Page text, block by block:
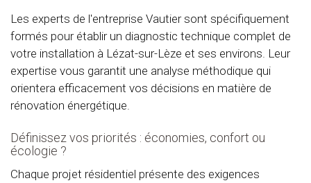
Les experts de l'entreprise Vautier sont spécifiquement
formés pour établir un diagnostic technique complet de
votre installation à Lézat-sur-Lèze et ses environs. Leur
expertise vous garantit une analyse méthodique qui
orientera efficacement vos décisions en matière de
rénovation énergétique.
Définissez vos priorités : économies, confort ou
écologie ?
Chaque projet résidentiel présente des exigences